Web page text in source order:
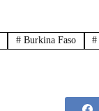
#Burkina Faso #